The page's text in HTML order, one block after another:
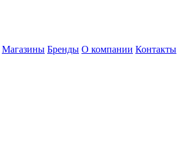
Магазины Бренды О компании Контакты